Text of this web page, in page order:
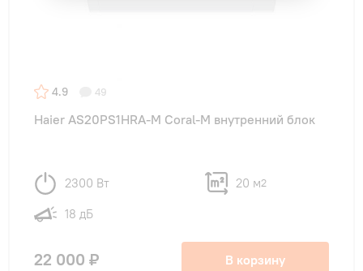
4.9 49
Haier AS20PS1HRA-M Coral-M внутренний блок
2300 Вт 20 м2
18 дБ
22 000 ₽ В корзину